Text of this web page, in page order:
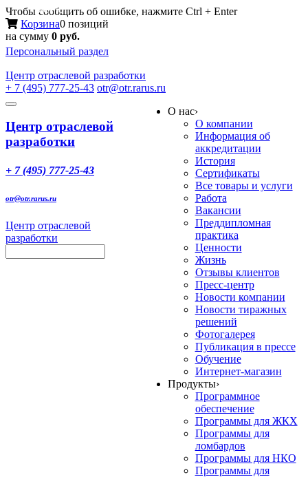
Чтобы сообщить об ошибке, нажмите Ctrl + Enter
Корзина0 позиций
на сумму 0 руб.
Персональный раздел
Центр отраслевой разработки
+ 7 (495) 777-25-43 otr@otr.rarus.ru
Toggle
Меню
Центр отраслевой
разработки
+ 7 (495) 777-25-43
otr@otr.rarus.ru
Центр отраслевой
разработки
О нас›
О компании
Информация об
аккредитации
История
Сертификаты
Все товары и услуги
Работа
Вакансии
Преддипломная
практика
Ценности
Жизнь
Отзывы клиентов
Пресс-центр
Новости компании
Новости тиражных
решений
Фотогалерея
Публикация в прессе
Обучение
Интернет-магазин
Продукты›
Программное
обеспечение
Программы для ЖКХ
Программы для
ломбардов
Программы для НКО
Программы для